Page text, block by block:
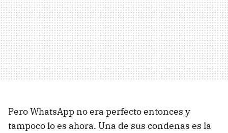
Pero WhatsApp no era perfecto entonces y
tampoco lo es ahora. Una de sus condenas es la